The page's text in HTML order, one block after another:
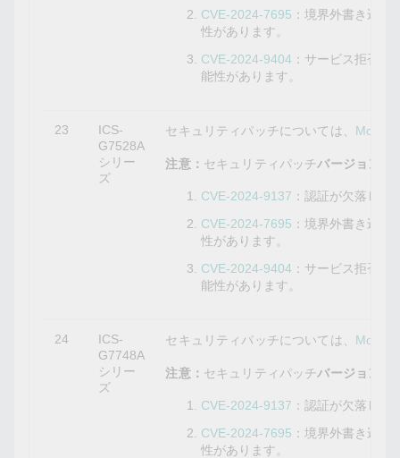
CVE-2024-7695 ：境界外書き込
性があります。
CVE-2024-9404 ：サービス拒否
能性があります。
23
ICS-
G7528A
シリー
ズ
セキュリティパッチについては、 Moxa
注意： セキュリティパッチバージョン
CVE-2024-9137 ：認証が欠落し
CVE-2024-7695 ：境界外書き込
性があります。
CVE-2024-9404 ：サービス拒否
能性があります。
24
ICS-
G7748A
シリー
ズ
セキュリティパッチについては、 Moxa
注意： セキュリティパッチバージョン
CVE-2024-9137 ：認証が欠落し
CVE-2024-7695 ：境界外書き込
性があります。